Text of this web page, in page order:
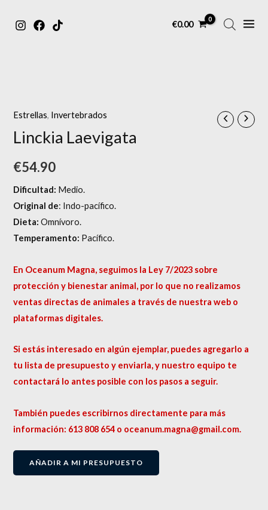
€0.00
MENU
Estrellas, Invertebrados
Linckia Laevigata
€54.90
Dificultad: Medio.
Original de: Indo-pacífico.
Dieta:Omnívoro.
Temperamento: Pacífico.
En Oceanum Magna, seguimos la Ley 7/2023 sobre
protección y bienestar animal, por lo que no realizamos
ventas directas de animales a través de nuestra web o
plataformas digitales.
Si estás interesado en algún ejemplar, puedes agregarlo a
tu lista de presupuesto y enviarla, y nuestro equipo te
contactará lo antes posible con los pasos a seguir.
También puedes escribirnos directamente para más
información: 613 808 654 o oceanum.magna@gmail.com.
AÑADIR A MI PRESUPUESTO